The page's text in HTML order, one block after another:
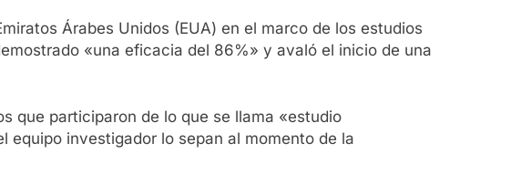
Árabes Unidos (EUA) en el marco de los estudios
«una eficacia del 86%» y avaló el inicio de una
que participaron de lo que se llama «estudio
equipo investigador lo sepan al momento de la